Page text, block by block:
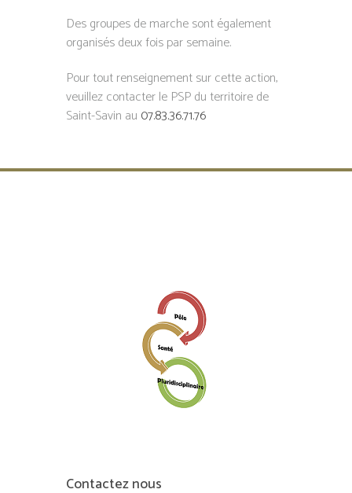
Des groupes de marche sont également
organisés deux fois par semaine.
Pour tout renseignement sur cette action,
veuillez contacter le PSP du territoire de
Saint-Savin au 07.83.36.71.76
Contactez nous